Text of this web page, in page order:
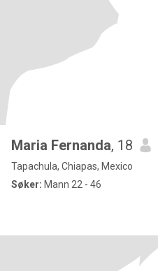
Maria Fernanda, 18
Tapachula, Chiapas, Mexico
Søker: Mann 22 - 46